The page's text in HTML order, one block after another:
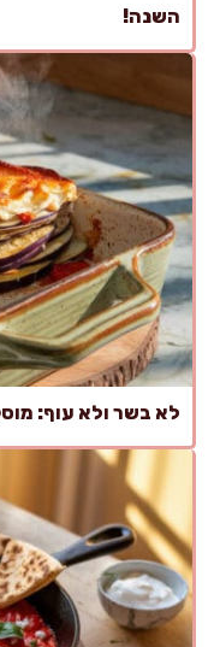
השנה!
לא בשר ולא עוף: